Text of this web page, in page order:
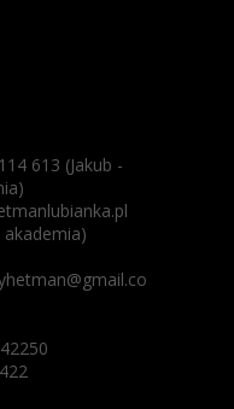
613 (Jakub -
akademia)